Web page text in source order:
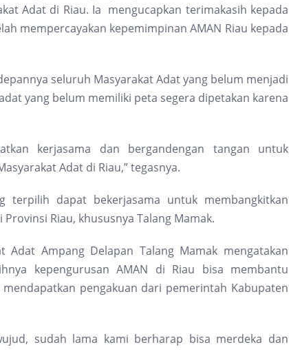
Adat di Riau. Ia mengucapkan terimakasih kepada
mempercayakan kepemimpinan AMAN Riau kepada
seluruh Masyarakat Adat yang belum menjadi
yang belum memiliki peta segera dipetakan karena
kerjasama dan bergandengan tangan untuk
Adat di Riau,” tegasnya.
terpilih dapat bekerjasama untuk membangkitkan
Riau, khususnya Talang Mamak.
Ampang Delapan Talang Mamak mengatakan
kepengurusan AMAN di Riau bisa membantu
pengakuan dari pemerintah Kabupaten
sudah lama kami berharap bisa merdeka dan